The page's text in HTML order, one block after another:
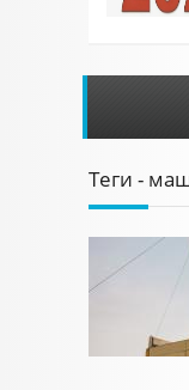
Теги -